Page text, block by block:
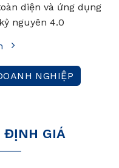
diện và ứng dụng
nguyên 4.0
NGHIỆP
ĐỊNH GIÁ